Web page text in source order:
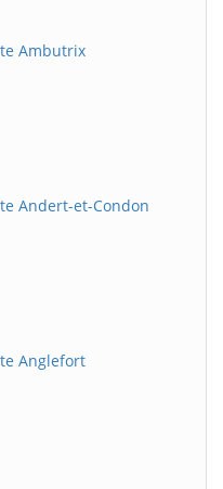
Ambutrix
Andert-et-Condon
Anglefort